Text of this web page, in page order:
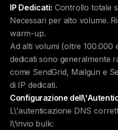
IP Dedicati: Controllo totale
Necessari per alto volume.
warm-up.
Ad alti volumi (oltre 100.000
dedicati sono generalmente
come SendGrid, Mailgun e
di IP dedicati.
Configurazione
L\'autenticazione DNS
l\'invio bulk: